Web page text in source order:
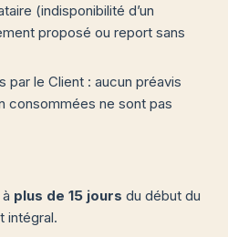
(indisponibilité d’un
proposé ou report sans
le Client : aucun préavis
consommées ne sont pas
plus de 15 jours du début du
intégral.